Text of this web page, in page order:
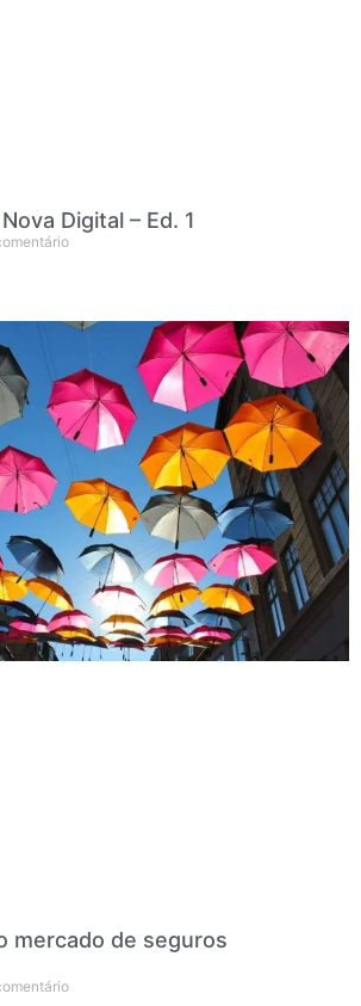
Digital – Ed. 1
mercado de seguros